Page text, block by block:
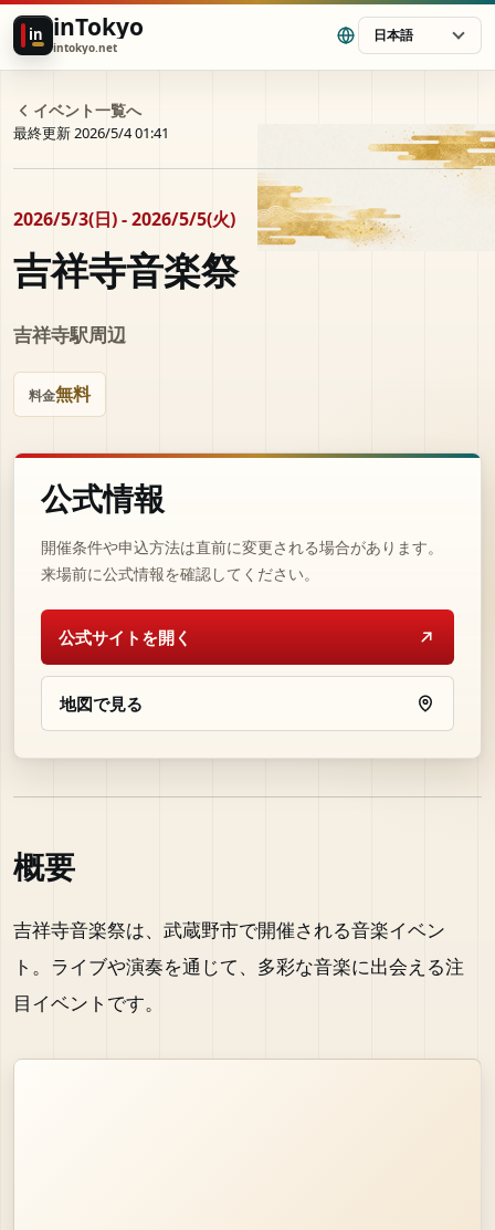
in inTokyo
intokyo.net
日本語
イベント一覧へ
最終更新 2026/5/4 01:41
2026/5/3(日) - 2026/5/5(火)
吉祥寺音楽祭
吉祥寺駅周辺
料金無料
公式情報
開催条件や申込方法は直前に変更される場合があります。
来場前に公式情報を確認してください。
公式サイトを開く
地図で見る
概要
吉祥寺音楽祭は、武蔵野市で開催される音楽イベン
ト。ライブや演奏を通じて、多彩な音楽に出会える注
目イベントです。